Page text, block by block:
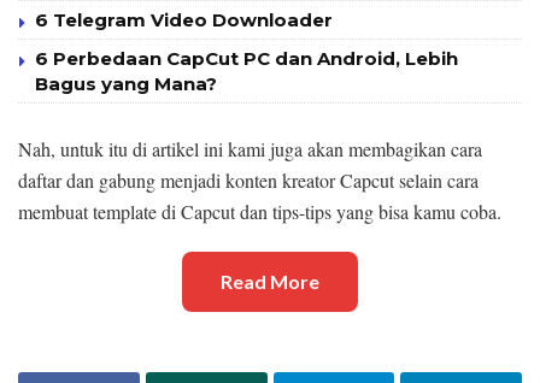
6 Telegram Video Downloader
6 Perbedaan CapCut PC dan Android, Lebih
Bagus yang Mana?
Nah, untuk itu di artikel ini kami juga akan membagikan cara
daftar dan gabung menjadi konten kreator Capcut selain cara
membuat template di Capcut dan tips-tips yang bisa kamu coba.
Read More